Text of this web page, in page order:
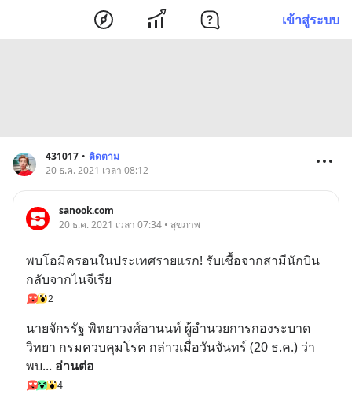
เข้าสู่ระบบ
431017 • ติดตาม
20 ธ.ค. 2021 เวลา 08:12
sanook.com
20 ธ.ค. 2021 เวลา 07:34 • สุขภาพ
พบโอมิครอนในประเทศรายแรก! รับเชื้อจากสามีนักบิน
กลับจากไนจีเรีย
2
นายจักรรัฐ พิทยาวงศ์อานนท์ ผู้อำนวยการกองระบาด
วิทยา กรมควบคุมโรค กล่าวเมื่อวันจันทร์ (20 ธ.ค.) ว่า
พบ... อ่านต่อ
4